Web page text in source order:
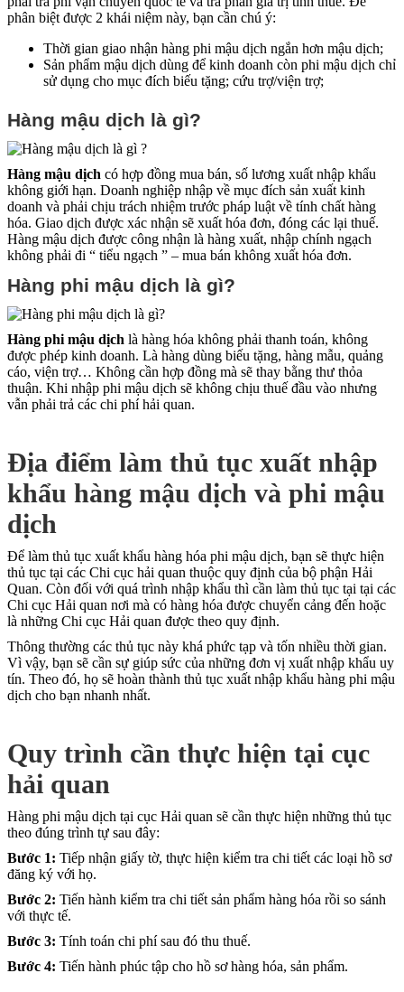
phân biệt được 2 khái niệm này, bạn cần chú ý:
Thời gian giao nhận hàng phi mậu dịch ngắn hơn mậu dịch;
Sản phẩm mậu dịch dùng để kinh doanh còn phi mậu dịch chỉ
sử dụng cho mục đích biếu tặng; cứu trợ/viện trợ;
Hàng mậu dịch là gì?
Hàng mậu dịch có hợp đồng mua bán, số lương xuất nhập khẩu
không giới hạn. Doanh nghiệp nhập về mục đích sản xuất kinh
doanh và phải chịu trách nhiệm trước pháp luật về tính chất hàng
hóa. Giao dịch được xác nhận sẽ xuất hóa đơn, đóng các lại thuế.
Hàng mậu dịch được công nhận là hàng xuất, nhập chính ngạch
không phải đi “ tiểu ngạch ” – mua bán không xuất hóa đơn.
Hàng phi mậu dịch là gì?
Hàng phi mậu dịch là hàng hóa không phải thanh toán, không
được phép kinh doanh. Là hàng dùng biếu tặng, hàng mẫu, quảng
cáo, viện trợ… Không cần hợp đồng mà sẽ thay bằng thư thỏa
thuận. Khi nhập phi mậu dịch sẽ không chịu thuế đầu vào nhưng
vẫn phải trả các chi phí hải quan.
Địa điểm làm thủ tục xuất nhập
khẩu hàng mậu dịch và phi mậu
dịch
Để làm thủ tục xuất khẩu hàng hóa phi mậu dịch, bạn sẽ thực hiện
thủ tục tại các Chi cục hải quan thuộc quy định của bộ phận Hải
Quan. Còn đối với quá trình nhập khẩu thì cần làm thủ tục tại tại các
Chi cục Hải quan nơi mà có hàng hóa được chuyển cảng đến hoặc
là những Chi cục Hải quan được theo quy định.
Thông thường các thủ tục này khá phức tạp và tốn nhiều thời gian.
Vì vậy, bạn sẽ cần sự giúp sức của những đơn vị xuất nhập khẩu uy
tín. Theo đó, họ sẽ hoàn thành thủ tục xuất nhập khẩu hàng phi mậu
dịch cho bạn nhanh nhất.
Quy trình cần thực hiện tại cục
hải quan
Hàng phi mậu dịch tại cục Hải quan sẽ cần thực hiện những thủ tục
theo đúng trình tự sau đây:
Bước 1: Tiếp nhận giấy tờ, thực hiện kiểm tra chi tiết các loại hồ sơ
đăng ký với họ.
Bước 2: Tiến hành kiểm tra chi tiết sản phẩm hàng hóa rồi so sánh
với thực tế.
Bước 3: Tính toán chi phí sau đó thu thuế.
Bước 4: Tiến hành phúc tập cho hồ sơ hàng hóa, sản phẩm.